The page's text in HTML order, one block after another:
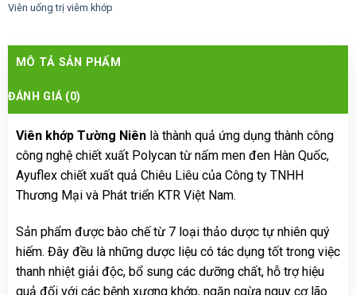
Viên uống trị viêm khớp
MÔ TẢ SẢN PHẨM
ĐÁNH GIÁ (0)
Viên khớp Tường Niênlà thành quả ứng dụng thành công
công nghệ chiết xuất Polycan từ nấm men đen Hàn Quốc,
Ayuflex chiết xuất quả Chiêu Liêu của Công ty TNHH
Thương Mại và Phát triển KTR Việt Nam.
Sản phẩm được bào chế từ 7 loại thảo dược tự nhiên quý
hiếm. Đây đều là những dược liệu có tác dụng tốt trong việc
thanh nhiệt giải độc, bổ sung các dưỡng chất, hỗ trợ hiệu
quả đối với các bệnh xương khớp, ngăn ngừa nguy cơ lão